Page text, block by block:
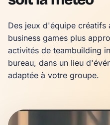
Des jeux d'équipe
business games plus
activités de teambuilding
bureau, dans un lieu
adaptée à votre groupe.